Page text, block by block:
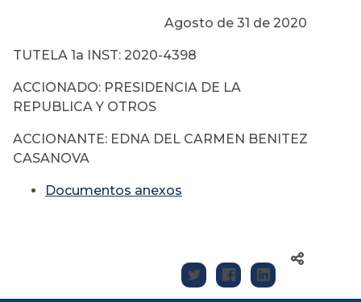
Agosto de 31 de 2020
TUTELA 1a INST: 2020-4398
ACCIONADO: PRESIDENCIA DE LA
REPUBLICA Y OTROS
ACCIONANTE: EDNA DEL CARMEN BENITEZ
CASANOVA
Documentos anexos